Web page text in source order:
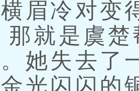
眉冷对变
那就是虞
她失去了
光闪闪的